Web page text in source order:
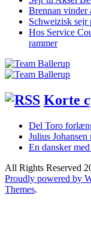
Brennan vinder
Schweizisk sejr
Hos Service
rammer
Korte
Del Toro
Julius
En dansker
All Rights Reserved
Proudly powered by
Themes.